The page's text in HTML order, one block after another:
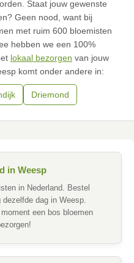
Staat jouw gewenste
Geen nood, want bij
met ruim 600 bloemisten
hebben we een 100%
lokaal bezorgen van jouw
komt onder andere in:
Driemond
in Weesp
in Nederland. Bestel
dezelfde dag in Weesp.
een bos bloemen